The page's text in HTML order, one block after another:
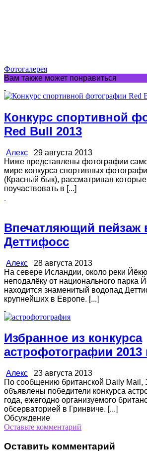
Фотогалерея
Вам также может понравиться
Конкурс спортивной
Red Bull 2013
Алекс 29 августа 2013
Ниже представлены фотографии
мире конкурса спортивных
(Красный бык), рассматривая
поучаствовать в [...]
Впечатляющий пейзаж
Деттифосс
Алекс 28 августа 2013
На севере Исландии, около реки
неподалёку от национального парка
находится знаменитый водопад
крупнейших в Европе. [...]
Избранное из конкурса
астрофотографии 2013
Алекс 23 августа 2013
По сообщению британской Daily Mail,
объявлены победители конкурса
года, ежегодно организуемого
обсерваторией в Гринвиче. [...]
Обсуждение
Оставьте комментарий
Оставить комментарий